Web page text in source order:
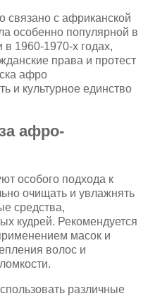
связано с африканской
особенно популярной в
1960-1970-х годах,
права и протест
афро
и культурное единство
афро-
особого подхода к
очищать и увлажнять
средства,
кудрей. Рекомендуется
масок и
волос и
различные